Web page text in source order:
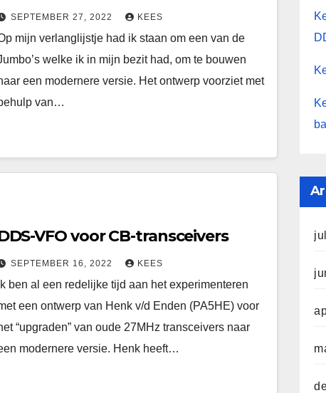
SEPTEMBER 27, 2022 KEES
mijn verlanglijstje had ik staan om een van de
welke ik in mijn bezit had, om te bouwen
een modernere versie. Het ontwerp voorziet met
van…
VFO voor CB-transceivers
SEPTEMBER 16, 2022 KEES
Ik ben al een redelijke tijd aan het experimenteren
een ontwerp van Henk v/d Enden (PA5HE) voor
“upgraden” van oude 27MHz transceivers naar
modernere versie. Henk heeft…